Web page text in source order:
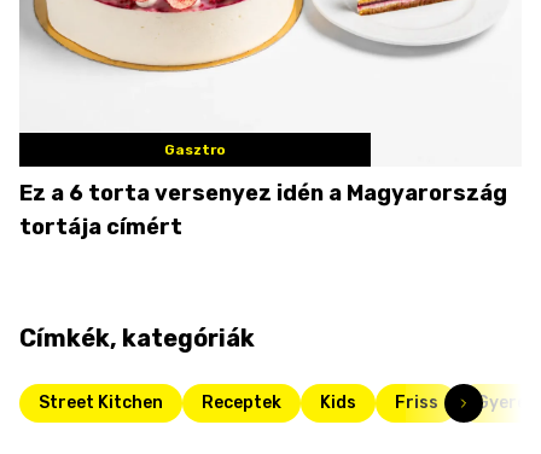
Gasztro
Ez a 6 torta versenyez idén a Magyarország
tortája címért
Címkék, kategóriák
Street Kitchen Receptek Kids Friss